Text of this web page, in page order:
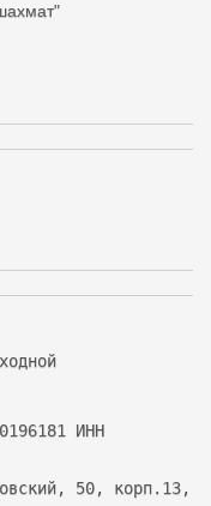
ИНН
50, корп.13,